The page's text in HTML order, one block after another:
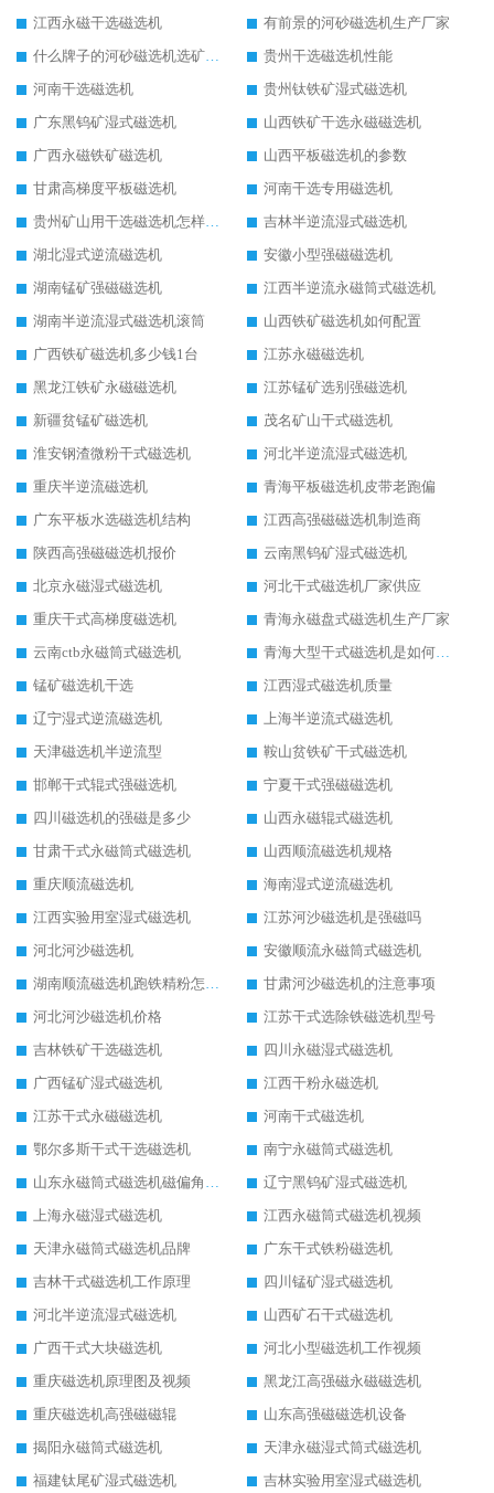
江西永磁干选磁选机
有前景的河砂磁选机生产厂家
什么牌子的河砂磁选机选矿效果好
贵州干选磁选机性能
河南干选磁选机
贵州钛铁矿湿式磁选机
广东黑钨矿湿式磁选机
山西铁矿干选永磁磁选机
广西永磁铁矿磁选机
山西平板磁选机的参数
甘肃高梯度平板磁选机
河南干选专用磁选机
贵州矿山用干选磁选机怎样调磁
吉林半逆流湿式磁选机
湖北湿式逆流磁选机
安徽小型强磁磁选机
湖南锰矿强磁磁选机
江西半逆流永磁筒式磁选机
湖南半逆流湿式磁选机滚筒
山西铁矿磁选机如何配置
广西铁矿磁选机多少钱1台
江苏永磁磁选机
黑龙江铁矿永磁磁选机
江苏锰矿选别强磁选机
新疆贫锰矿磁选机
茂名矿山干式磁选机
淮安钢渣微粉干式磁选机
河北半逆流湿式磁选机
重庆半逆流磁选机
青海平板磁选机皮带老跑偏
广东平板水选磁选机结构
江西高强磁磁选机制造商
陕西高强磁磁选机报价
云南黑钨矿湿式磁选机
北京永磁湿式磁选机
河北干式磁选机厂家供应
重庆干式高梯度磁选机
青海永磁盘式磁选机生产厂家
云南ctb永磁筒式磁选机
青海大型干式磁选机是如何选矿的
锰矿磁选机干选
江西湿式磁选机质量
辽宁湿式逆流磁选机
上海半逆流式磁选机
天津磁选机半逆流型
鞍山贫铁矿干式磁选机
邯郸干式辊式强磁选机
宁夏干式强磁磁选机
四川磁选机的强磁是多少
山西永磁辊式磁选机
甘肃干式永磁筒式磁选机
山西顺流磁选机规格
重庆顺流磁选机
海南湿式逆流磁选机
江西实验用室湿式磁选机
江苏河沙磁选机是强磁吗
河北河沙磁选机
安徽顺流永磁筒式磁选机
湖南顺流磁选机跑铁精粉怎么处理
甘肃河沙磁选机的注意事项
河北河沙磁选机价格
江苏干式选除铁磁选机型号
吉林铁矿干选磁选机
四川永磁湿式磁选机
广西锰矿湿式磁选机
江西干粉永磁选机
江苏干式永磁磁选机
河南干式磁选机
鄂尔多斯干式干选磁选机
南宁永磁筒式磁选机
山东永磁筒式磁选机磁偏角怎么调整
辽宁黑钨矿湿式磁选机
上海永磁湿式磁选机
江西永磁筒式磁选机视频
天津永磁筒式磁选机品牌
广东干式铁粉磁选机
吉林干式磁选机工作原理
四川锰矿湿式磁选机
河北半逆流湿式磁选机
山西矿石干式磁选机
广西干式大块磁选机
河北小型磁选机工作视频
重庆磁选机原理图及视频
黑龙江高强磁永磁磁选机
重庆磁选机高强磁磁辊
山东高强磁磁选机设备
揭阳永磁筒式磁选机
天津永磁湿式筒式磁选机
福建钛尾矿湿式磁选机
吉林实验用室湿式磁选机